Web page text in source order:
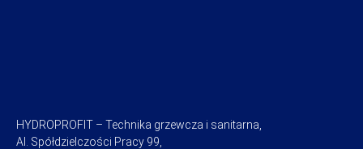
HYDROPROFIT – Technika grzewcza i sanitarna,
Al. Spółdzielczości Pracy 99,